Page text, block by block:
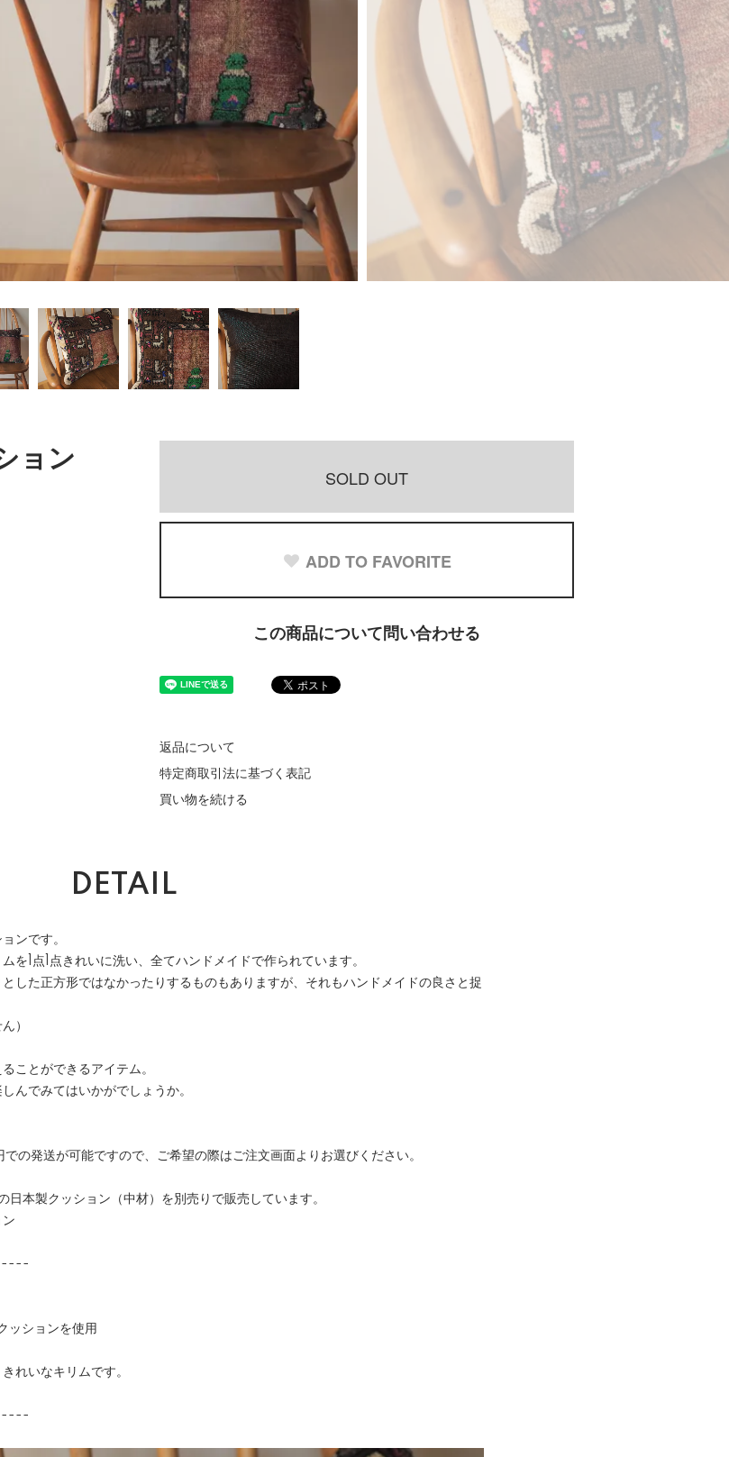
ョン
SOLD OUT
ADD TO FAVORITE
この商品について問い合わせる
返品について
特定商取引法に基づく表記
買い物を続ける
DETAIL
ンです。
を1点1点きれいに洗い、全てハンドメイドで作られています。
した正方形ではなかったりするものもありますが、それもハンドメイドの良さと捉
）
ことができるアイテム。
んでみてはいかがでしょうか。
の発送が可能ですので、ご希望の際はご注文画面よりお選びください。
本製クッション（中材）を別売りで販売しています。
ッションを使用
れいなキリムです。